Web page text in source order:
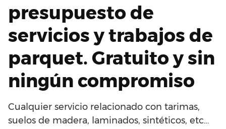
presupuesto de
servicios y trabajos de
parquet. Gratuito y sin
ningún compromiso
Cualquier servicio relacionado con tarimas,
suelos de madera, laminados, sintéticos, etc…